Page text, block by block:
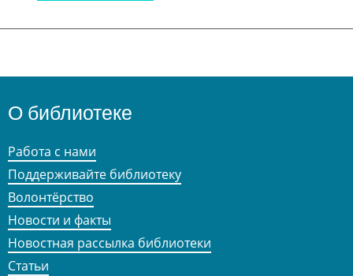
О библиотеке
Работа с нами
Поддерживайте библиотеку
Волонтёрство
Новости и факты
Новостная рассылка библиотеки
Статьи